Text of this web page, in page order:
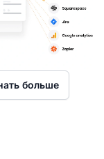
больше